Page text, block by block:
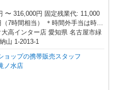
〜 316,000円 固定残業代: 11,000
（7時間相当） ＊時間外手当は時間
かかわらず、固定残業代として支
を超える時間外労働分は法定どお
ます。 試用期間あり 3ヶ月 ※経
〜
高インター店 愛知県 名古屋市緑
山 1‐2013‐1
ョップの携帯販売スタッフ
ノ水店